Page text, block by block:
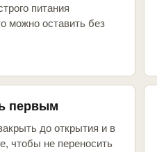
питания
можно оставить без
первым
до открытия и в
чтобы не переносить